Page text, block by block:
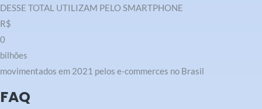
DESSE TOTAL UTILIZAM PELO SMARTPHONE
R$
0
bilhões
movimentados em 2021 pelos e-commerces no Brasil
FAQ